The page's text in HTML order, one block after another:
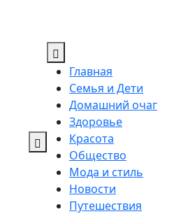
Главная
Семья и Дети
Домашний очаг
Здоровье
Красота
Общество
Мода и стиль
Новости
Путешествия